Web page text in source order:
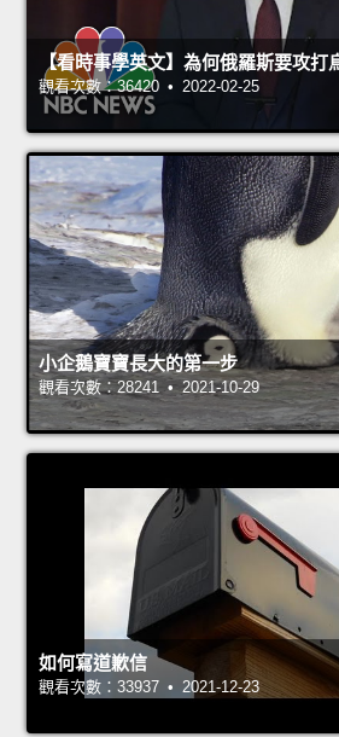
【看時事學英文】為何俄羅斯要攻打
觀看次數：36420 • 2022-02-25
小企鵝寶寶長大的第一步
觀看次數：28241 • 2021-10-29
如何寫道歉信
觀看次數：33937 • 2021-12-23